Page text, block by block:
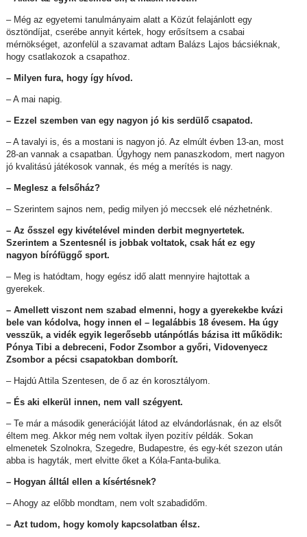
– Még az egyetemi tanulmányaim alatt a Közút felajánlott egy
ösztöndíjat, cserébe annyit kértek, hogy erősítsem a csabai
mérnökséget, azonfelül a szavamat adtam Balázs Lajos bácsiéknak,
hogy csatlakozok a csapathoz.
– Milyen fura, hogy így hívod.
– A mai napig.
– Ezzel szemben van egy nagyon jó kis serdülő csapatod.
– A tavalyi is, és a mostani is nagyon jó. Az elmúlt évben 13-an, most
28-an vannak a csapatban. Úgyhogy nem panaszkodom, mert nagyon
jó kvalitású játékosok vannak, és még a merítés is nagy.
– Meglesz a felsőház?
– Szerintem sajnos nem, pedig milyen jó meccsek elé nézhetnénk.
– Az ősszel egy kivételével minden derbit megnyertetek.
Szerintem a Szentesnél is jobbak voltatok, csak hát ez egy
nagyon bírófüggő sport.
– Meg is hatódtam, hogy egész idő alatt mennyire hajtottak a
gyerekek.
– Amellett viszont nem szabad elmenni, hogy a gyerekekbe kvázi
bele van kódolva, hogy innen el – legalábbis 18 évesem. Ha úgy
vesszük, a vidék egyik legerősebb utánpótlás bázisa itt működik:
Pónya Tibi a debreceni, Fodor Zsombor a győri, Vidovenyecz
Zsombor a pécsi csapatokban domborít.
– Hajdú Attila Szentesen, de ő az én korosztályom.
– És aki elkerül innen, nem vall szégyent.
– Te már a második generációját látod az elvándorlásnak, én az elsőt
éltem meg. Akkor még nem voltak ilyen pozitív példák. Sokan
elmenetek Szolnokra, Szegedre, Budapestre, és egy-két szezon után
abba is hagyták, mert elvitte őket a Kóla-Fanta-bulika.
– Hogyan álltál ellen a kísértésnek?
– Ahogy az előbb mondtam, nem volt szabadidőm.
– Azt tudom, hogy komoly kapcsolatban élsz.